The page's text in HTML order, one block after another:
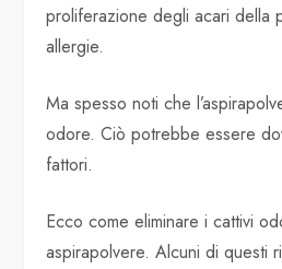
proliferazione degli acari della
allergie.
Ma spesso noti che
odore. Ciò potrebbe essere
fattori.
Ecco come eliminare i cattivi
aspirapolvere. Alcuni di questi